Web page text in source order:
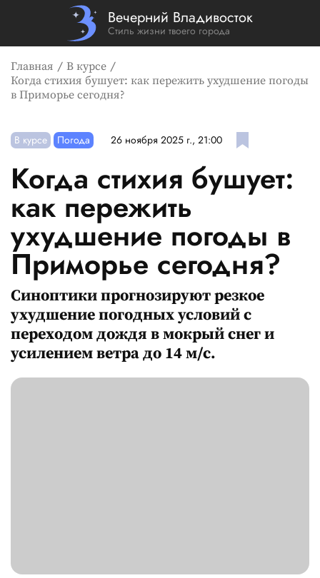
Вечерний Владивосток
Стиль жизни твоего города
Главная
В курсе
Когда стихия бушует: как пережить ухудшение погоды
в Приморье сегодня?
В курсе Погода 26 ноября 2025 г., 21:00
Когда стихия бушует:
как пережить
ухудшение погоды в
Приморье сегодня?
Синоптики прогнозируют резкое
ухудшение погодных условий с
переходом дождя в мокрый снег и
усилением ветра до 14 м/с.